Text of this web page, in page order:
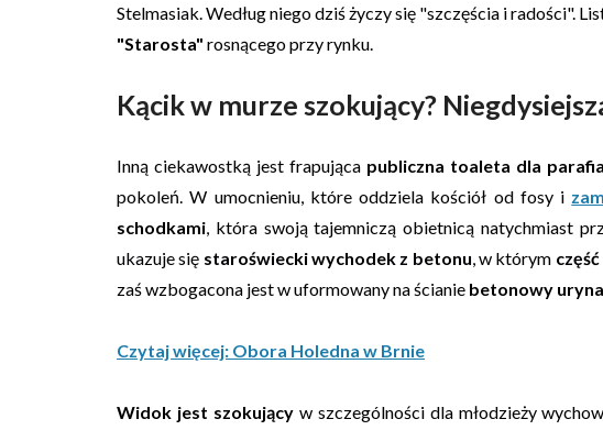
Stelmasiak. Według niego dziś życzy się "szczęścia i radości".
"Starosta" rosnącego przy rynku.
Kącik w murze szokujący?
Inną ciekawostką jest frapująca publiczna toaleta dla
pokoleń. W umocnieniu, które oddziela kościół od fosy i
schodkami , która swoją tajemniczą obietnicą natychmiast
ukazuje się staroświecki wychodek z betonu , w którym
zaś wzbogacona jest w uformowany na ścianie betonowy
Czytaj więcej: Obora Holedna w Brnie
Widok jest szokujący w szczególności dla młodzieży